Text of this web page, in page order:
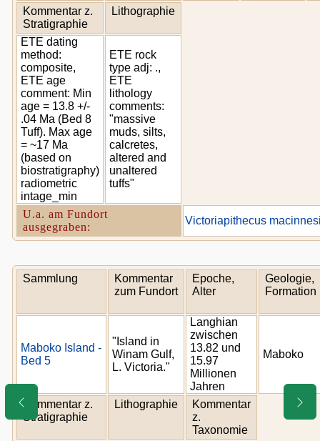
Kommentar z.
Stratigraphie
Lithographie
ETE dating
method:
composite,
ETE age
comment: Min
age = 13.8 +/-
.04 Ma (Bed 8
Tuff). Max age
= ~17 Ma
(based on
biostratigraphy)
radiometric
intage_min
ETE rock
type adj: .,
ETE
lithology
comments:
"massive
muds, silts,
calcretes,
altered and
unaltered
tuffs"
U.a. am Fundort
ausgegraben:
Victoriapithecus
Sammlung
Kommentar
zum Fundort
Epoche,
Alter
Geologie,
Formation
Maboko Island -
Bed 5
"Island in
Winam Gulf,
L. Victoria."
Langhian
zwischen
13.82 und
15.97
Millionen
Jahren
Maboko
Kommentar z.
Stratigraphie
Lithographie
Kommentar
z.
Taxonomie